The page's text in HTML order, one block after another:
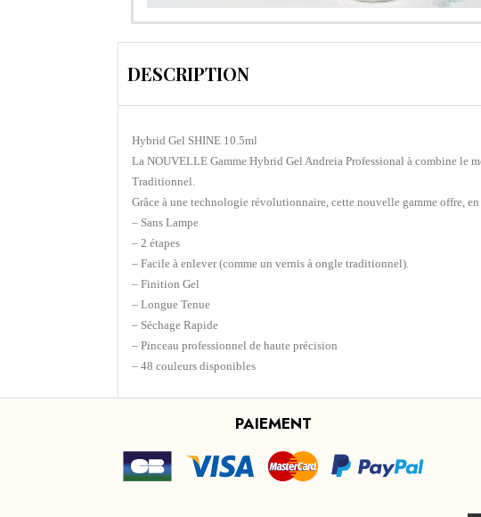
DESCRIPTION
Hybrid Gel SHINE 10.5ml
La NOUVELLE Gamme Hybrid Gel Andreia Professional à combine le
Traditionnel.
Grâce à une technologie révolutionnaire, cette nouvelle gamme offre,
– Sans Lampe
– 2 étapes
– Facile à enlever (comme un vernis à ongle traditionnel).
– Finition Gel
– Longue Tenue
– Séchage Rapide
– Pinceau professionnel de haute précision
– 48 couleurs disponibles
PAIEMENT